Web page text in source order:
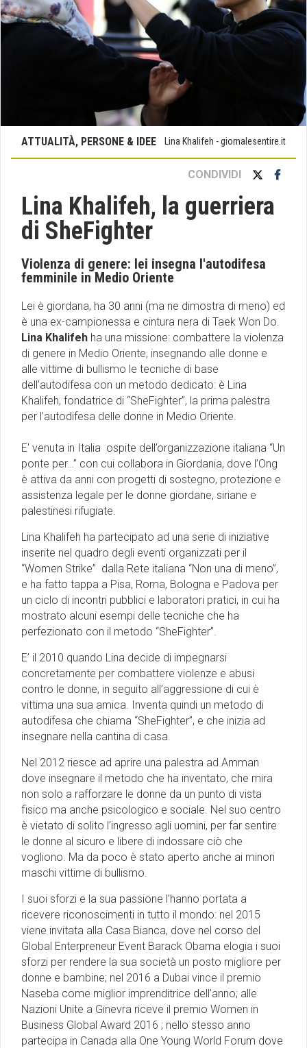
Lina Khalifeh - giornalesentire.it
ATTUALITÀ, PERSONE & IDEE
CONDIVIDI
Lina Khalifeh, la guerriera
di SheFighter
Violenza di genere: lei insegna l'autodifesa
femminile in Medio Oriente
Lei è giordana, ha 30 anni (ma ne dimostra di meno) ed
è una ex-campionessa e cintura nera di Taek Won Do.
Lina Khalifeh ha una missione: combattere la violenza
di genere in Medio Oriente, insegnando alle donne e
alle vittime di bullismo le tecniche di base
dell’autodifesa con un metodo dedicato: è Lina
Khalifeh, fondatrice di “SheFighter”, la prima palestra
per l’autodifesa delle donne in Medio Oriente.
E' venuta in Italia ospite dell’organizzazione italiana “Un
ponte per…” con cui collabora in Giordania, dove l’Ong
è attiva da anni con progetti di sostegno, protezione e
assistenza legale per le donne giordane, siriane e
palestinesi rifugiate.
Lina Khalifeh ha partecipato ad una serie di iniziative
inserite nel quadro degli eventi organizzati per il
“Women Strike” dalla Rete italiana “Non una di meno”,
e ha fatto tappa a Pisa, Roma, Bologna e Padova per
un ciclo di incontri pubblici e laboratori pratici, in cui ha
mostrato alcuni esempi delle tecniche che ha
perfezionato con il metodo “SheFighter”.
E’ il 2010 quando Lina decide di impegnarsi
concretamente per combattere violenze e abusi
contro le donne, in seguito all’aggressione di cui è
vittima una sua amica. Inventa quindi un metodo di
autodifesa che chiama “SheFighter”, e che inizia ad
insegnare nella cantina di casa.
Nel 2012 riesce ad aprire una palestra ad Amman
dove insegnare il metodo che ha inventato, che mira
non solo a rafforzare le donne da un punto di vista
fisico ma anche psicologico e sociale. Nel suo centro
è vietato di solito l’ingresso agli uomini, per far sentire
le donne al sicuro e libere di indossare ciò che
vogliono. Ma da poco è stato aperto anche ai minori
maschi vittime di bullismo.
I suoi sforzi e la sua passione l’hanno portata a
ricevere riconoscimenti in tutto il mondo: nel 2015
viene invitata alla Casa Bianca, dove nel corso del
Global Enterpreneur Event Barack Obama elogia i suoi
sforzi per rendere la sua società un posto migliore per
donne e bambine; nel 2016 a Dubai vince il premio
Naseba come miglior imprenditrice dell’anno; alle
Nazioni Unite a Ginevra riceve il premio Women in
Business Global Award 2016 ; nello stesso anno
partecipa in Canada alla One Young World Forum dove